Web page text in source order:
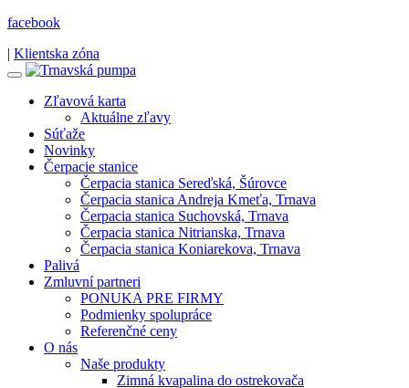
facebook
| Klientska zóna
Zľavová karta
Aktuálne zľavy
Súťaže
Novinky
Čerpacie stanice
Čerpacia stanica Sereďská, Šúrovce
Čerpacia stanica Andreja Kmeťa, Trnava
Čerpacia stanica Suchovská, Trnava
Čerpacia stanica Nitrianska, Trnava
Čerpacia stanica Koniarekova, Trnava
Palivá
Zmluvní partneri
PONUKA PRE FIRMY
Podmienky spolupráce
Referenčné ceny
O nás
Naše produkty
Zimná kvapalina do ostrekovača